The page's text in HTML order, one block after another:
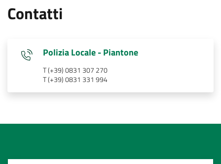
Contatti
Polizia Locale - Piantone
T (+39) 0831 307 270
T (+39) 0831 331 994